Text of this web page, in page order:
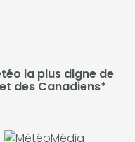
la plus digne de
des Canadiens*